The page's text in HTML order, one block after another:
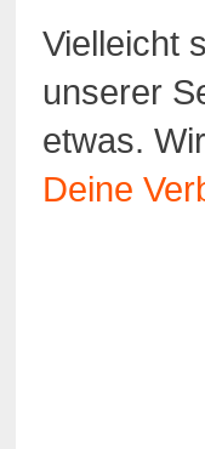
Vielleicht
unserer
etwas.
Deine